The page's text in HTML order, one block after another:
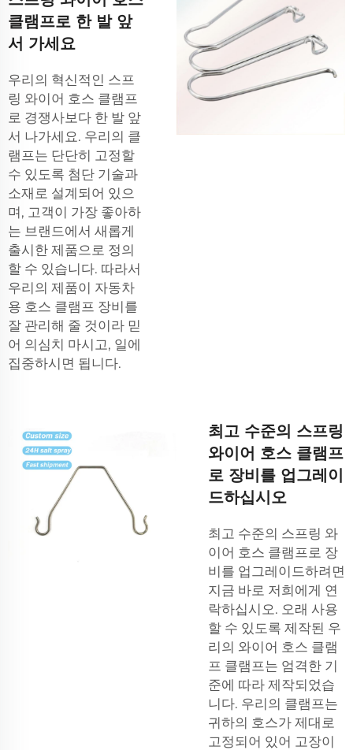
클램프로 한 발 앞
서 가세요
우리의 혁신적인 스프
링 와이어 호스 클램프
로 경쟁사보다 한 발 앞
서 나가세요. 우리의 클
램프는 단단히 고정할
수 있도록 첨단 기술과
소재로 설계되어 있으
며, 고객이 가장 좋아하
는 브랜드에서 새롭게
출시한 제품으로 정의
할 수 있습니다. 따라서
우리의 제품이 자동차
용 호스 클램프 장비를
잘 관리해 줄 것이라 믿
어 의심치 마시고, 일에
집중하시면 됩니다.
최고 수준의 스프링
와이어 호스 클램프
로 장비를 업그레이
드하십시오
최고 수준의 스프링 와
이어 호스 클램프로 장
비를 업그레이드하려면
지금 바로 저희에게 연
락하십시오. 오래 사용
할 수 있도록 제작된 우
리의 와이어 호스 클램
프 클램프는 엄격한 기
준에 따라 제작되었습
니다. 우리의 클램프는
귀하의 호스가 제대로
고정되어 있어 고장이